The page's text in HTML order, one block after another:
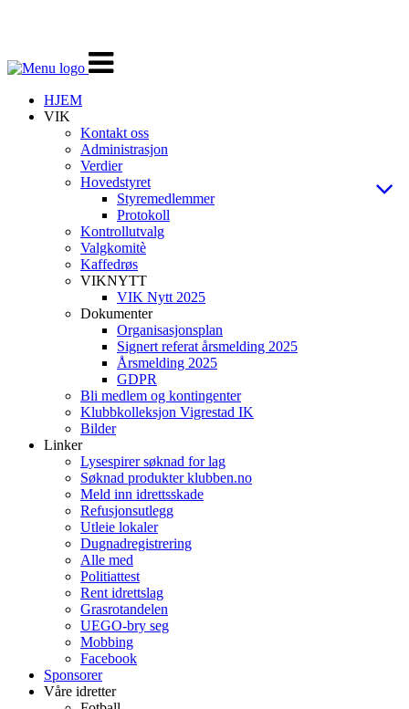
Veksle
navigasjon
HJEM
VIK
Kontakt oss
Administrasjon
Verdier
Hovedstyret
Styremedlemmer
Protokoll
Kontrollutvalg
Valgkomitè
Kaffedrøs
VIKNYTT
VIK Nytt 2025
Dokumenter
Organisasjonsplan
Signert referat årsmelding 2025
Årsmelding 2025
GDPR
Bli medlem og kontingenter
Klubbkolleksjon Vigrestad IK
Bilder
Linker
Lysespirer søknad for lag
Søknad produkter klubben.no
Meld inn idrettsskade
Refusjonsutlegg
Utleie lokaler
Dugnadregistrering
Alle med
Politiattest
Rent idrettslag
Grasrotandelen
UEGO-bry seg
Mobbing
Facebook
Sponsorer
Våre idretter